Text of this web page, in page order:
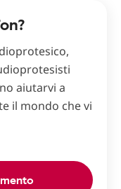
aiutarvi a
il mondo che vi